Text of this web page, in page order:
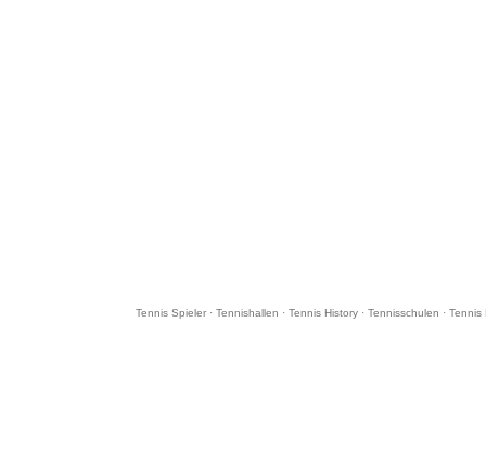
Tennis Spieler· Tennishallen · Tennis History· Tennisschulen · Tennis